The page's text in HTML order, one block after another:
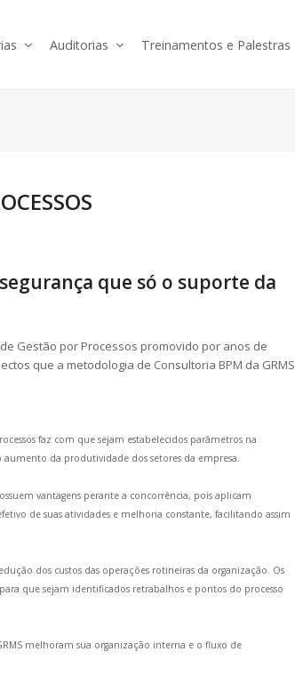
Auditorias Treinamentos e Palestras
que só o suporte da
Gestão por Processos promovido por anos de
que a metodologia de Consultoria BPM da GRMS
faz com que sejam estabelecidos parâmetros na
da produtividade dos setores da empresa.
vantagens perante a concorrência, pois aplicam
de suas atividades e melhoria constante, facilitando assim
dos custos das operações rotineiras da organização. Os
que sejam identificados retrabalhos e pontos do processo
melhoram sua organização interna e o fluxo de